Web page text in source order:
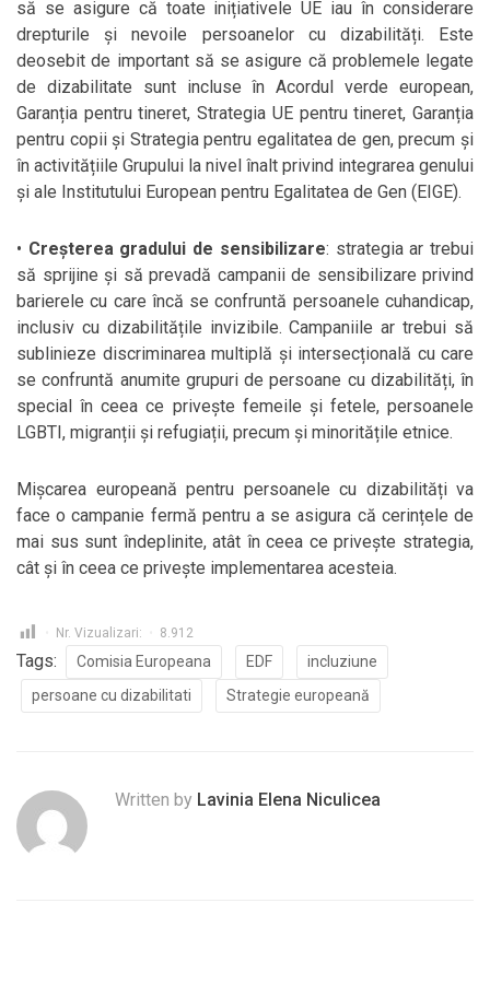
să se asigure că toate inițiativele UE iau în considerare
drepturile și nevoile persoanelor cu dizabilități. Este
deosebit de important să se asigure că problemele legate
de dizabilitate sunt incluse în Acordul verde european,
Garanția pentru tineret, Strategia UE pentru tineret, Garanția
pentru copii și Strategia pentru egalitatea de gen, precum și
în activitățiile Grupului la nivel înalt privind integrarea genului
și ale Institutului European pentru Egalitatea de Gen (EIGE).
• Creșterea gradului de sensibilizare: strategia ar trebui
să sprijine și să prevadă campanii de sensibilizare privind
barierele cu care încă se confruntă persoanele cuhandicap,
inclusiv cu dizabilitățile invizibile. Campaniile ar trebui să
sublinieze discriminarea multiplă și intersecțională cu care
se confruntă anumite grupuri de persoane cu dizabilități, în
special în ceea ce privește femeile și fetele, persoanele
LGBTI, migranții și refugiații, precum și minoritățile etnice.
Mișcarea europeană pentru persoanele cu dizabilități va
face o campanie fermă pentru a se asigura că cerințele de
mai sus sunt îndeplinite, atât în ceea ce privește strategia,
cât și în ceea ce privește implementarea acesteia.
Nr. Vizualizari: 8.912
Tags: Comisia Europeana EDF
incluziune
persoane cu dizabilitati
Strategie europeană
Written by Lavinia Elena Niculicea